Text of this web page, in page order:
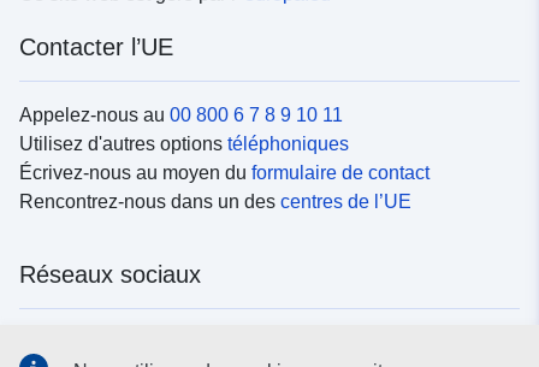
Contacter l’UE
Appelez-nous au 00 800 6 7 8 9 10 11
Utilisez d'autres options téléphoniques
Écrivez-nous au moyen du formulaire de contact
Rencontrez-nous dans un des centres de l’UE
Réseaux sociaux